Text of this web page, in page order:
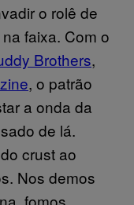
o rolê de
faixa. Com o
Brothers,
, o patrão
a onda da
de lá.
crust ao
Nos demos
fomos